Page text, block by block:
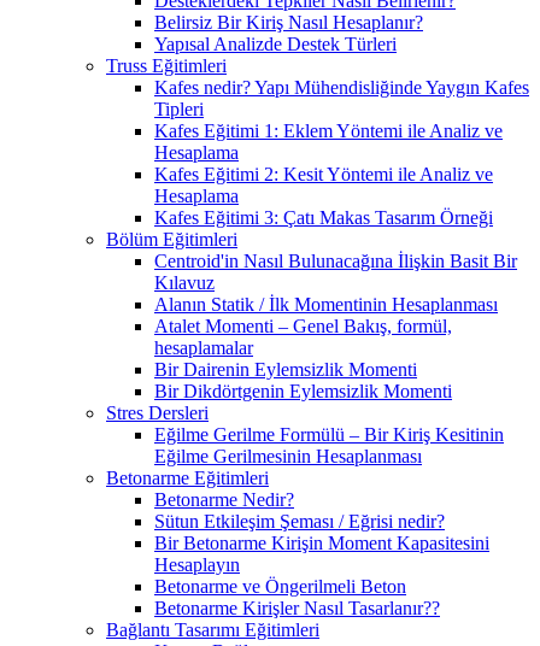
Belirsiz Bir Kiriş Nasıl Hesaplanır?
Yapısal Analizde Destek Türleri
Truss Eğitimleri
Kafes nedir? Yapı Mühendisliğinde Yaygın Kafes
Tipleri
Kafes Eğitimi 1: Eklem Yöntemi ile Analiz ve
Hesaplama
Kafes Eğitimi 2: Kesit Yöntemi ile Analiz ve
Hesaplama
Kafes Eğitimi 3: Çatı Makas Tasarım Örneği
Bölüm Eğitimleri
Centroid'in Nasıl Bulunacağına İlişkin Basit Bir
Kılavuz
Alanın Statik / İlk Momentinin Hesaplanması
Atalet Momenti – Genel Bakış, formül,
hesaplamalar
Bir Dairenin Eylemsizlik Momenti
Bir Dikdörtgenin Eylemsizlik Momenti
Stres Dersleri
Eğilme Gerilme Formülü – Bir Kiriş Kesitinin
Eğilme Gerilmesinin Hesaplanması
Betonarme Eğitimleri
Betonarme Nedir?
Sütun Etkileşim Şeması / Eğrisi nedir?
Bir Betonarme Kirişin Moment Kapasitesini
Hesaplayın
Betonarme ve Öngerilmeli Beton
Betonarme Kirişler Nasıl Tasarlanır??
Bağlantı Tasarımı Eğitimleri